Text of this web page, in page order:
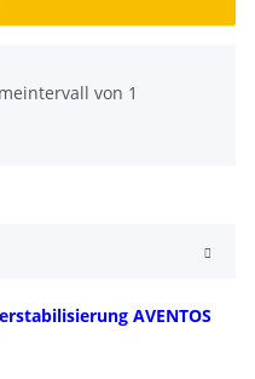
von 1
AVENTOS